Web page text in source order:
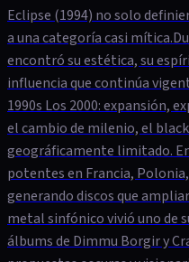
Eclipse (1994) no solo
a una categoría casi
encontró su estética, su
influencia que continúa
1990s Los 2000: expansión,
el cambio de milenio, el
geográficamente limitado.
potentes en Francia,
generando discos que
metal sinfónico vivió uno de
álbums de Dimmu Borgir y